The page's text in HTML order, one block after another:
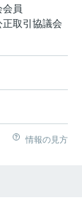
員
取引協議会
情報の見方